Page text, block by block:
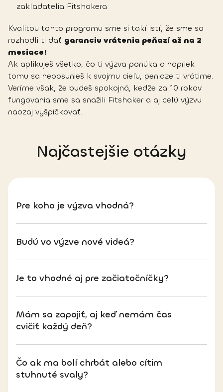
zakladatelia Fitshakera
Kvalitou tohto programu sme si takí istí, že sme sa
rozhodli ti dať garanciu vrátenia peňazí až na 2
mesiace!
Ak aplikuješ všetko, čo ti výzva ponúka a napriek
tomu sa neposunieš k svojmu cieľu, peniaze ti vrátime.
Veríme však, že budeš spokojná, kedže za 10 rokov
fungovania sme sa snažili Fitshaker a aj celú výzvu
naozaj vyšpičkovať.
Najčastejšie otázky
Pre koho je výzva vhodná?
Budú vo výzve nové videá?
Je to vhodné aj pre začiatočníčky?
Mám sa zapojiť, aj keď nemám čas
cvičiť každý deň?
Čo ak ma bolí chrbát alebo cítim
stuhnuté svaly?